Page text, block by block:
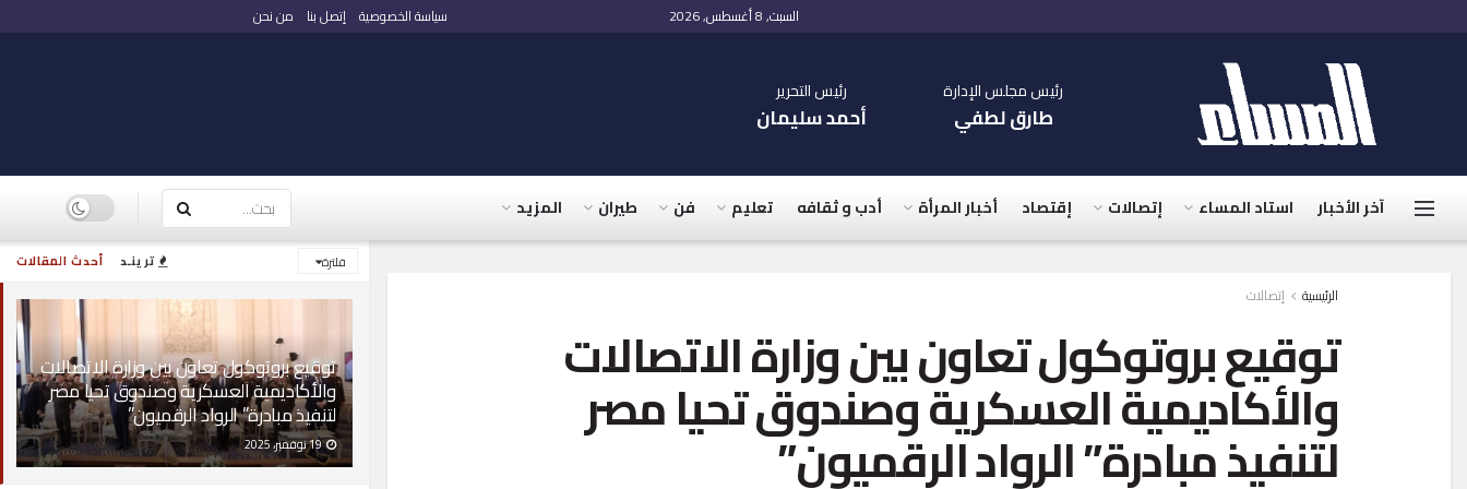
أحدث المقالات ترينـد فلترة
توقيع بروتوكول تعاون بين وزارة الاتصالات
والأكاديمية العسكرية وصندوق تحيا مصر
لتنفيذ مبادرة” الرواد الرقميون”
19 نوفمبر، 2025
السبت, 8 أغسطس, 2026 سياسة الخصوصية إتصل بنا من نحن
رئيس مجلس الإدارة
طارق لطفي
رئيس التحرير
أحمد سليمان
آخر الأخبار استاد المساء إتصالات إقتصاد أخبار المرأة أدب و ثقافه تعليم فن طيران المزيد
الرئيسية إتصالات
توقيع بروتوكول تعاون بين وزارة الاتصالات
والأكاديمية العسكرية وصندوق تحيا مصر
لتنفيذ مبادرة” الرواد الرقميون”